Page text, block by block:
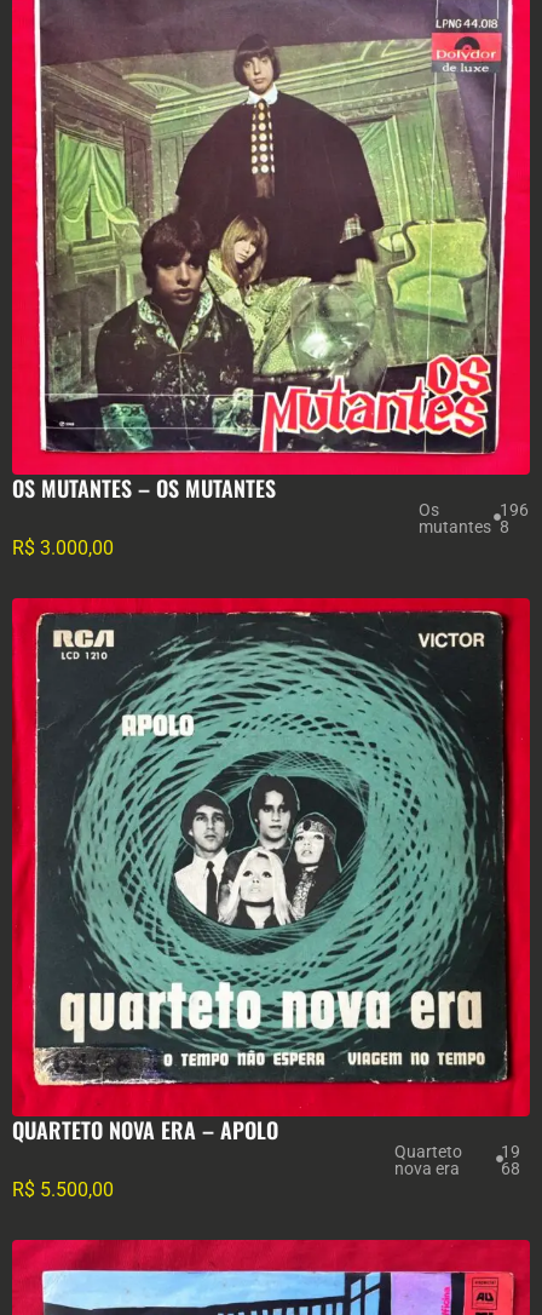
OS MUTANTES – OS MUTANTES
Os
mutantes
196
8
R$ 3.000,00
QUARTETO NOVA ERA – APOLO
Quarteto
nova era
19
68
R$ 5.500,00